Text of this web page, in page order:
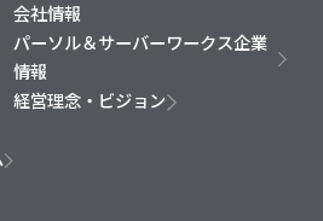
会社情報
パーソル＆サーバーワークス企業
情報
経営理念・ビジョン